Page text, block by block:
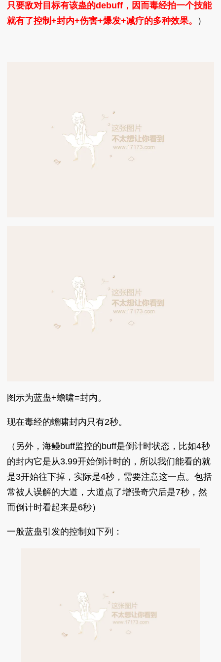
只要敌对目标有该蛊的debuff，因而毒经拍一个技能
就有了控制+封内+伤害+爆发+减疗的多种效果。
）
图示为蓝蛊+蟾啸=封内。
现在毒经的蟾啸封内只有2秒。
（另外，海鳗buff监控的buff是倒计时状态，比如4秒
的封内它是从3.99开始倒计时的，所以我们能看的就
是3开始往下掉，实际是4秒，需要注意这一点。包括
常被人误解的大道，大道点了增强奇穴后是7秒，然
而倒计时看起来是6秒）
一般蓝蛊引发的控制如下列：